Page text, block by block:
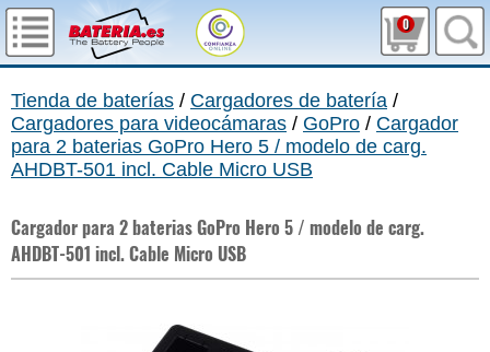
0
Tienda de baterías / Cargadores de batería /
Cargadores para videocámaras / GoPro / Cargador
para 2 baterias GoPro Hero 5 / modelo de carg.
AHDBT-501 incl. Cable Micro USB
Cargador para 2 baterias GoPro Hero 5 / modelo de carg.
AHDBT-501 incl. Cable Micro USB